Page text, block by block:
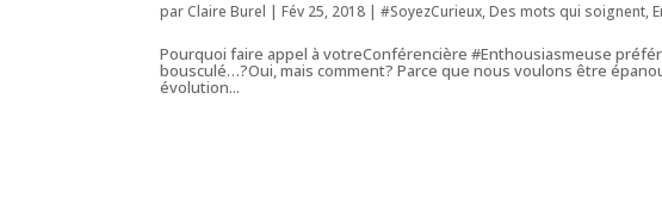
parClaire Burel |Fév 25, 2018 |#SoyezCurieux,Des mots qui soignent,
Pourquoi faire appel à votreConférencière #Enthousiasmeuse
bousculé…?Oui, mais comment? Parce que nous voulons être
évolution...